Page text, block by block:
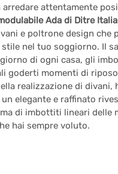
arredare attentamente
Ada di Ditre Italia
e poltrone design che
nel tuo soggiorno. Il
di ogni casa, gli
goderti momenti di
realizzazione di divani,
elegante e raffinato
di imbottiti lineari delle
hai sempre voluto.